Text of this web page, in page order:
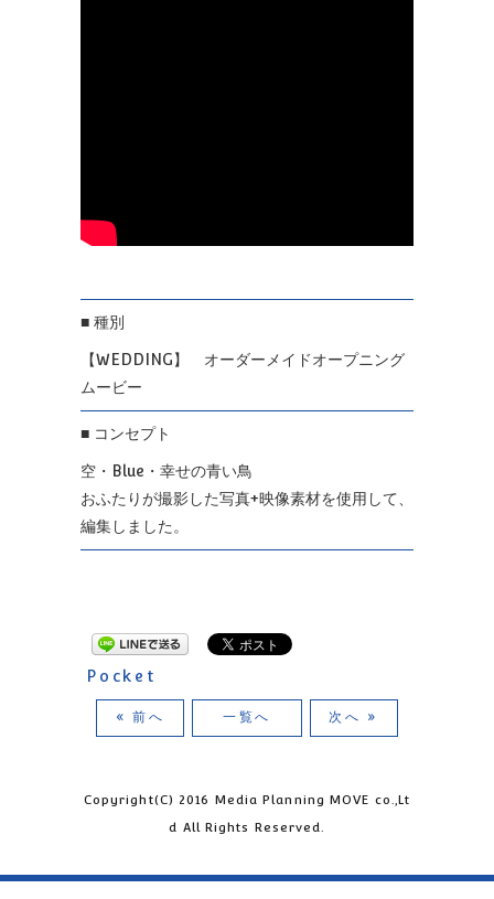
■ 種別
【WEDDING】 オーダーメイドオープニング
ムービー
■ コンセプト
空・Blue・幸せの青い鳥
おふたりが撮影した写真+映像素材を使用して、
編集しました。
Pocket
« 前へ 一覧へ 次へ »
Copyright(C) 2016 Media Planning MOVE co.,Lt
d All Rights Reserved.